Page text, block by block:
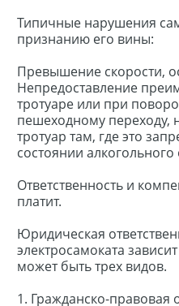
Типичные нарушения
признанию его вины:
Превышение скорости,
Непредоставление
тротуаре или при
пешеходному переходу,
тротуар там, где это
состоянии
Ответственность и
платит.
Юридическая
электросамоката
может быть трех видов.
1. Гражданско-правовая